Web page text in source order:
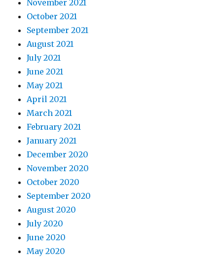
November 2021
October 2021
September 2021
August 2021
July 2021
June 2021
May 2021
April 2021
March 2021
February 2021
January 2021
December 2020
November 2020
October 2020
September 2020
August 2020
July 2020
June 2020
May 2020